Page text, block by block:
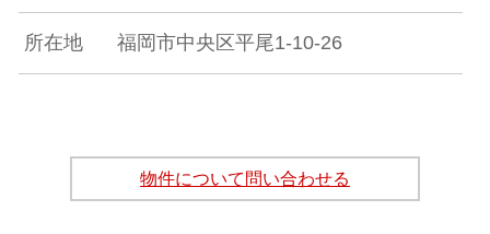
所在地 福岡市中央区平尾1-10-26
物件について問い合わせる